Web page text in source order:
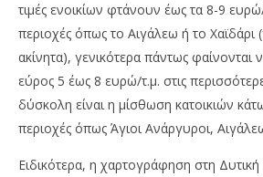
τιμές ενοικίων φτάνουν έως τα 8-9
περιοχές όπως το Αιγάλεω ή το Χαϊδάρι
ακίνητα), γενικότερα πάντως φαίνονται
εύρος 5 έως 8 ευρώ/τ.μ. στις
δύσκολη είναι η μίσθωση κατοικιών
περιοχές όπως Άγιοι Ανάργυροι,
Ειδικότερα, η χαρτογράφηση στη